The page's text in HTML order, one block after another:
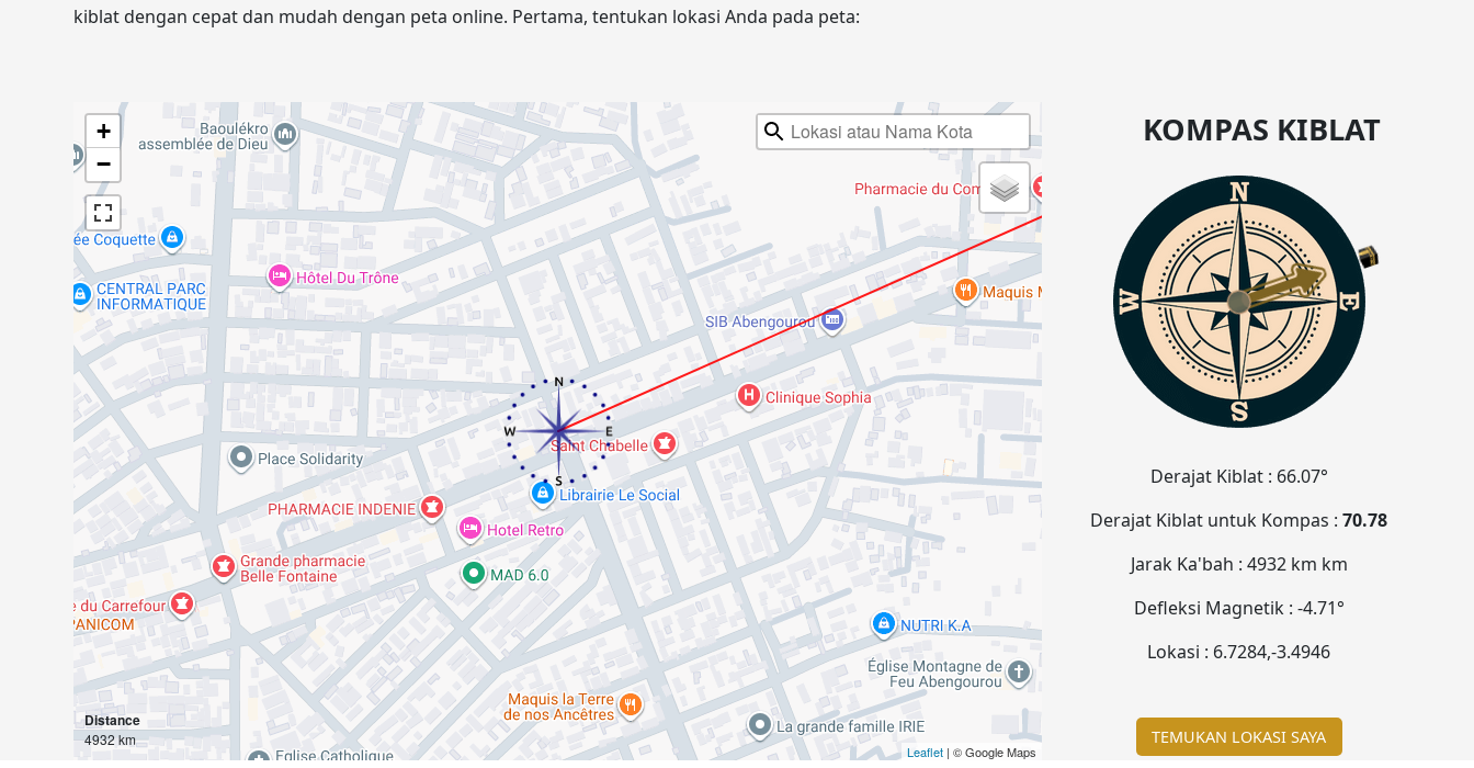
kiblat dengan cepat dan mudah dengan peta online. Pertama, tentukan lokasi Anda pada peta:
+
−
Distance
4932 km
Leaflet | © Google Maps
KOMPAS KIBLAT
Derajat Kiblat : 66.07°
Derajat Kiblat untuk Kompas :70.78
Jarak Ka'bah : 4932 km km
Defleksi Magnetik : -4.71°
Lokasi : 6.7284,-3.4946
TEMUKAN LOKASI SAYA